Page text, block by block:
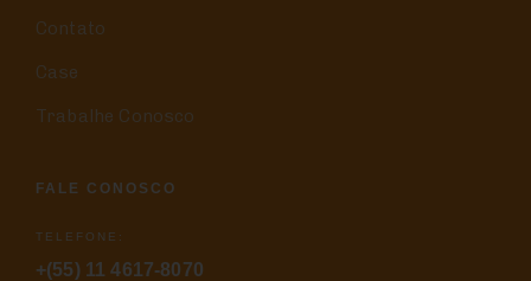
Contato
Case
Trabalhe Conosco
FALE CONOSCO
TELEFONE:
+(55) 11 4617-8070